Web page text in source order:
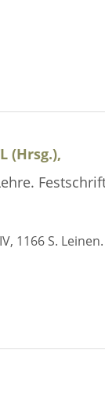
(Hrsg.),
1166 S.